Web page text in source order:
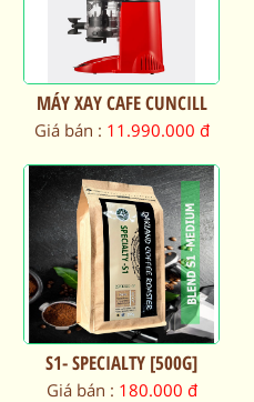
MÁY XAY CAFE CUNCILL
TRANQUILOII ABS
CLASSIC
Giá bán : 11.990.000 đ
S1- SPECIALTY [500G]
Giá bán : 180.000 đ